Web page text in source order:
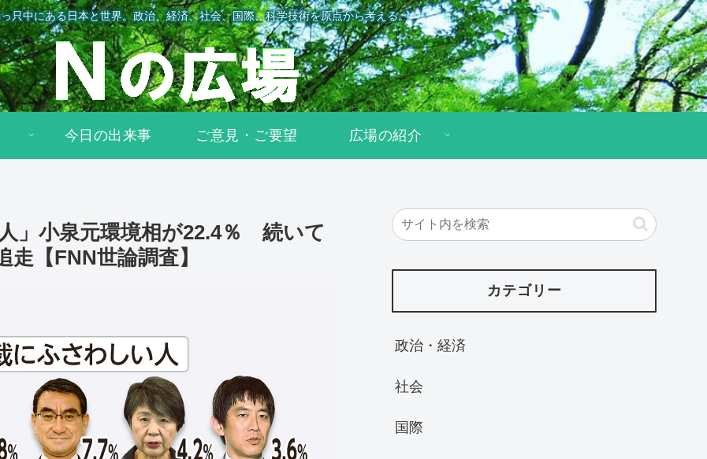
只中にある日本と世界。政治、経済、社会、国際、科学技術を原点から考える。
今日の出来事 ご意見・ご要望 広場の紹介
」小泉元環境相が22.4％ 続いて
【FNN世論調査】
カテゴリー
政治・経済
社会
国際